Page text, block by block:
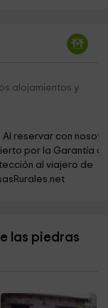
3,1 km
3,1 km
3,2 km
alojamientos y
Al reservar con
por la Garantía
al viajero de
las piedras